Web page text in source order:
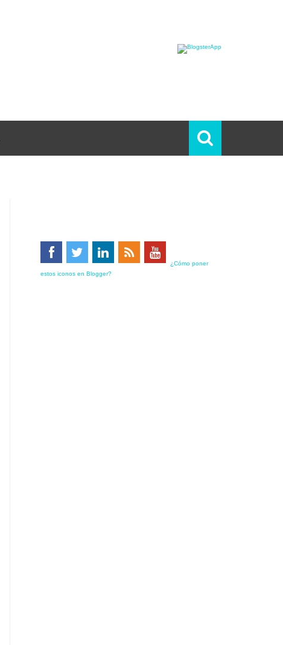
¿Cómo poner
estos iconos en Blogger?